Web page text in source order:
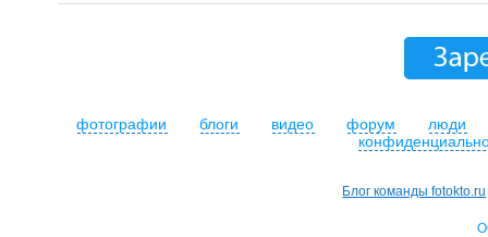
фотографии блоги видео форум
люди
Блог команды fotokto.ru